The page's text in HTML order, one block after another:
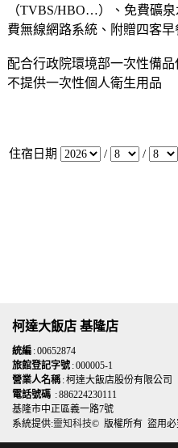
（TVBS/HBO…）、免費礦
費無線網路系統、附贈四客早
配合行政院環境部一次性備
不提供一次性個人衛生用品
住宿日期 / /
柯達大飯店 基隆店
統編 : 00652874
旅館登記字號 : 000005-1
營業人名稱: 柯達大飯店股份有限公司
電話號碼 : 886224230111
基隆市中正區義一路7號
系統提供:靈知科技© 版權所有 盜用必